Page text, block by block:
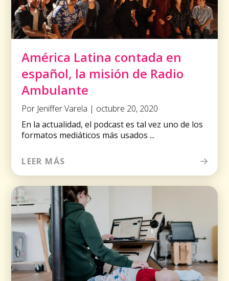
América Latina contada en
español, la misión de Radio
Ambulante
Por Jeniffer Varela | octubre 20, 2020
En la actualidad, el podcast es tal vez uno de los
formatos mediáticos más usados ...
LEER MÁS